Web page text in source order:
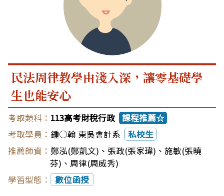
民法周律教學由淺入深，讓零基礎學
生也能安心
113高考財稅行政 課程推薦☆
鍾○翰 東吳會計系
私校生
鄭泓(鄭凱文) 、 張政(張家瑋) 、 施敏(張曉
芬) 、 周律(周威秀)
數位函授